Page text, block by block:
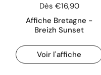
Dès €16,90
Affiche Bretagne -
Breizh Sunset
Voir l'affiche